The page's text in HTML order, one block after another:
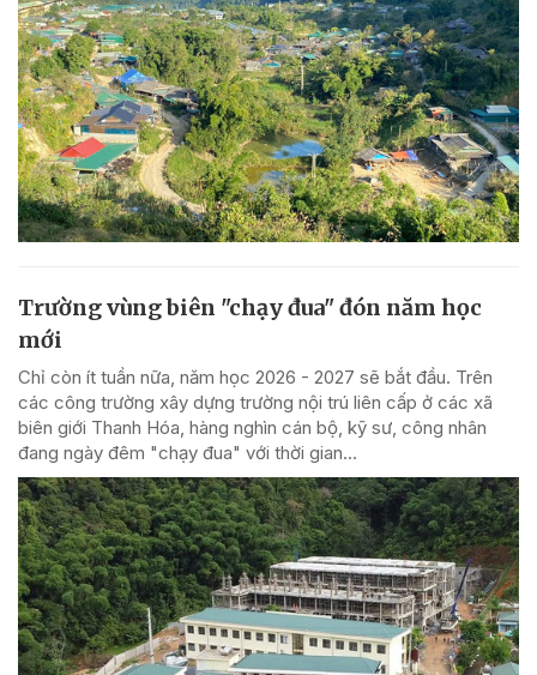
Trường vùng biên "chạy đua" đón năm học
mới
Chỉ còn ít tuần nữa, năm học 2026 - 2027 sẽ bắt đầu. Trên
các công trường xây dựng trường nội trú liên cấp ở các xã
biên giới Thanh Hóa, hàng nghìn cán bộ, kỹ sư, công nhân
đang ngày đêm "chạy đua" với thời gian...